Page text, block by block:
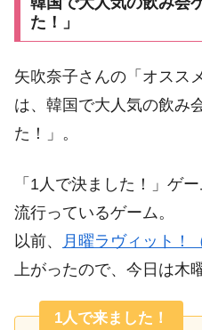
た！」
矢吹奈子さんの「オスス
は、韓国で大人気の飲み
た！」。
「1人で決ました！」ゲ
流行っているゲーム。
以前、
月曜ラヴィット！
上がったので、今日は木
1人で来ました！